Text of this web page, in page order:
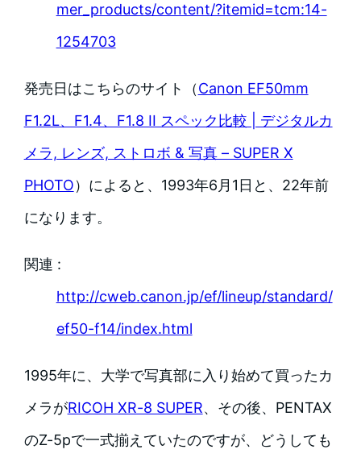
mer_products/content/?itemid=tcm:14-
1254703
発売日はこちらのサイト（Canon EF50mm
F1.2L、F1.4、F1.8 II スペック比較 | デジタルカ
メラ, レンズ, ストロボ & 写真 – SUPER X
PHOTO）によると、1993年6月1日と、22年前
になります。
関連 :
http://cweb.canon.jp/ef/lineup/standard/
ef50-f14/index.html
1995年に、大学で写真部に入り始めて買ったカ
メラがRICOH XR-8 SUPER、その後、PENTAX
のZ-5pで一式揃えていたのですが、どうしても